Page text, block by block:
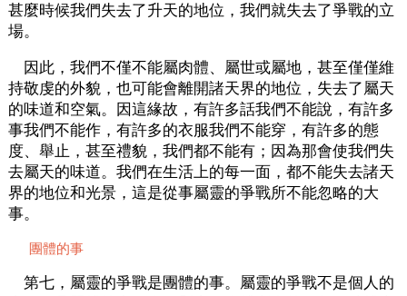
甚麼時候我們失去了升天的地位，我們就失去了爭戰的立
場。
因此，我們不僅不能屬肉體、屬世或屬地，甚至僅僅維
持敬虔的外貌，也可能會離開諸天界的地位，失去了屬天
的味道和空氣。因這緣故，有許多話我們不能說，有許多
事我們不能作，有許多的衣服我們不能穿，有許多的態
度、舉止，甚至禮貌，我們都不能有；因為那會使我們失
去屬天的味道。我們在生活上的每一面，都不能失去諸天
界的地位和光景，這是從事屬靈的爭戰所不能忽略的大
事。
團體的事
第七，屬靈的爭戰是團體的事。屬靈的爭戰不是個人的